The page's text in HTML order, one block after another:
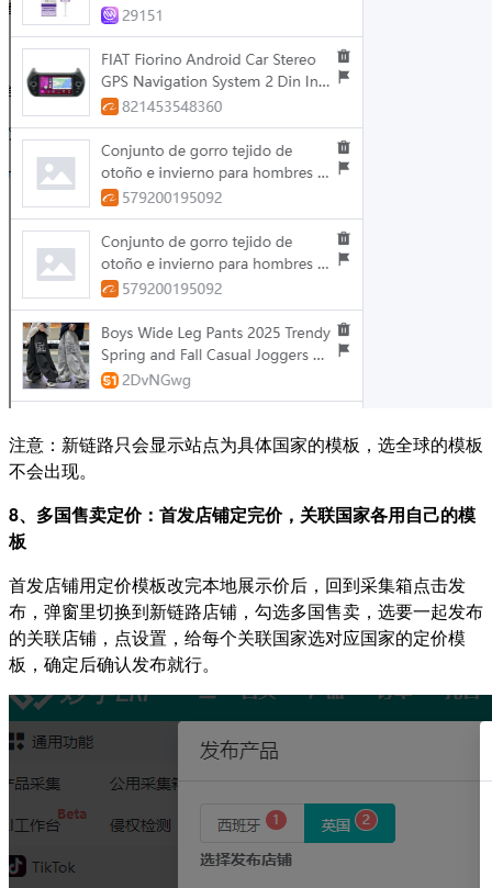
注意：新链路只会显示站点为具体国家的模板，选全球的模板
不会出现。
8、多国售卖定价：首发店铺定完价，关联国家各用自己的模
板
首发店铺用定价模板改完本地展示价后，回到采集箱点击发
布，弹窗里切换到新链路店铺，勾选多国售卖，选要一起发布
的关联店铺，点设置，给每个关联国家选对应国家的定价模
板，确定后确认发布就行。